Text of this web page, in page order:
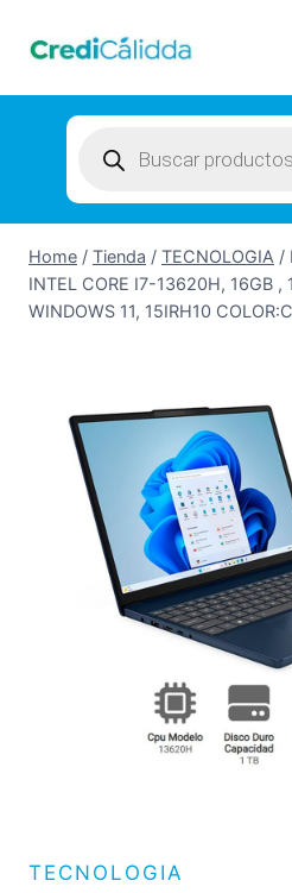
search
Home / Tienda / TECNOLOGIA /
INTEL CORE I7-13620H, 16GB ,
WINDOWS 11, 15IRH10
TECNOLOGIA